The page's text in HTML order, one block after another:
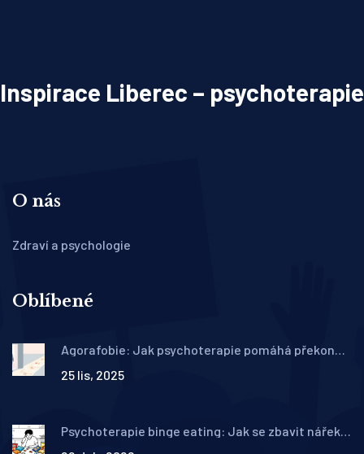
Inspirace Liberec – psychoterapie
O nás
Zdraví a psychologie
Oblíbené
Agorafobie: Jak psychoterapie pomáhá překonat
25 lis, 2025
Psychoterapie binge eating: Jak se zbavit nářeků